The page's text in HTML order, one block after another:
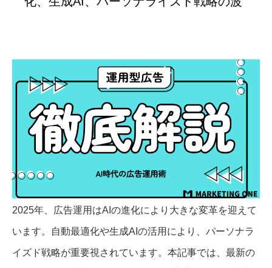
2025年、広告運用はAIの進化により大きな変革を迎えて
います。自動最適化や生成AIの活用により、パーソナラ
イズド戦略が重要視されています。本記事では、最新の